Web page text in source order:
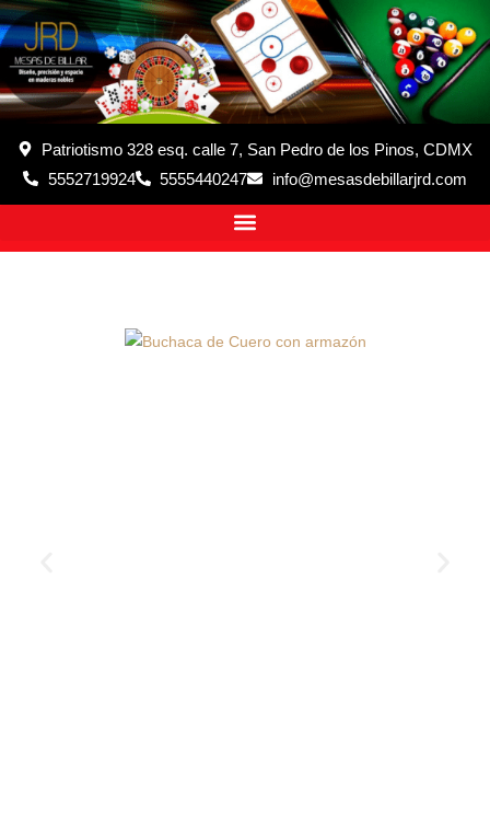
Patriotismo 328 esq. calle 7, San Pedro de los Pinos, CDMX
5552719924
5555440247 info@mesasdebillarjrd.com